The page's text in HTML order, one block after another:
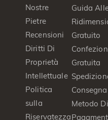
Nostre
Pietre
Recensioni
Diritti Di
Proprietà
Intellettuale
Politica
sulla
Riservatezza
Guida
Gratuito
Gratuita
Consegna
Metodo Di